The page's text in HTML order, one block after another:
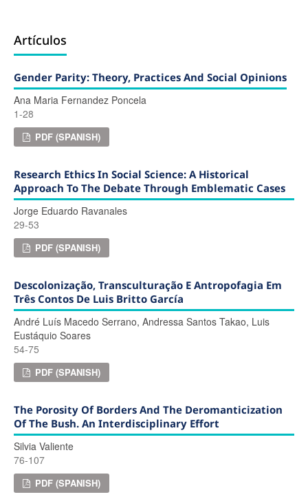
Artículos
Gender Parity: Theory, Practices And Social Opinions
Ana Maria Fernandez Poncela
1-28
PDF (SPANISH)
Research Ethics In Social Science: A Historical
Approach To The Debate Through Emblematic Cases
Jorge Eduardo Ravanales
29-53
PDF (SPANISH)
Descolonização, Transculturação E Antropofagia Em
Três Contos De Luis Britto García
André Luís Macedo Serrano, Andressa Santos Takao, Luis
Eustáquio Soares
54-75
PDF (SPANISH)
The Porosity Of Borders And The Deromanticization
Of The Bush. An Interdisciplinary Effort
Silvia Valiente
76-107
PDF (SPANISH)